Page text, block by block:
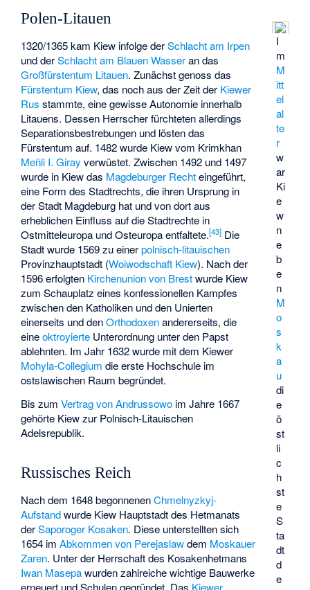
I
m
M
itt
el
al
te
r
w
ar
Ki
e
w
n
e
b
e
n
M
o
s
k
a
u
di
e
ö
st
li
c
h
st
e
S
ta
dt
d
e
Polen-Litauen
1320/1365 kam Kiew infolge derSchlacht am Irpen
und derSchlacht am Blauen Wasseran das
Großfürstentum Litauen. Zunächst genoss das
Fürstentum Kiew, das noch aus der Zeit der Kiewer
Rus stammte, eine gewisse Autonomie innerhalb
Litauens. Dessen Herrscher fürchteten allerdings
Separationsbestrebungen und lösten das
Fürstentum auf. 1482 wurde Kiew vom Krimkhan
Meñli I. Giray verwüstet. Zwischen 1492 und 1497
wurde in Kiew das Magdeburger Rechteingeführt,
eine Form des Stadtrechts, die ihren Ursprung in
der Stadt Magdeburg hat und von dort aus
erheblichen Einfluss auf die Stadtrechte in
Ostmitteleuropa und Osteuropa entfaltete.[43] Die
Stadt wurde 1569 zu einerpolnisch-litauischen
Provinzhauptstadt (Woiwodschaft Kiew). Nach der
1596 erfolgten Kirchenunion von Brestwurde Kiew
zum Schauplatz eines konfessionellen Kampfes
zwischen den Katholiken und den Unierten
einerseits und denOrthodoxenandererseits, die
eineoktroyierte Unterordnung unter den Papst
ablehnten. Im Jahr 1632 wurde mit dem Kiewer
Mohyla-Collegium die erste Hochschule im
ostslawischen Raum begründet.
Bis zumVertrag von Andrussowo im Jahre 1667
gehörte Kiew zur Polnisch-Litauischen
Adelsrepublik.
Russisches Reich
Nach dem 1648 begonnenenChmelnyzkyj-
Aufstandwurde Kiew Hauptstadt des Hetmanats
derSaporoger Kosaken. Diese unterstellten sich
1654 imAbkommen von Perejaslawdem Moskauer
Zaren. Unter der Herrschaft des Kosakenhetmans
Iwan Masepawurden zahlreiche wichtige Bauwerke
erneuert und Schulen gegründet. Das Kiewer